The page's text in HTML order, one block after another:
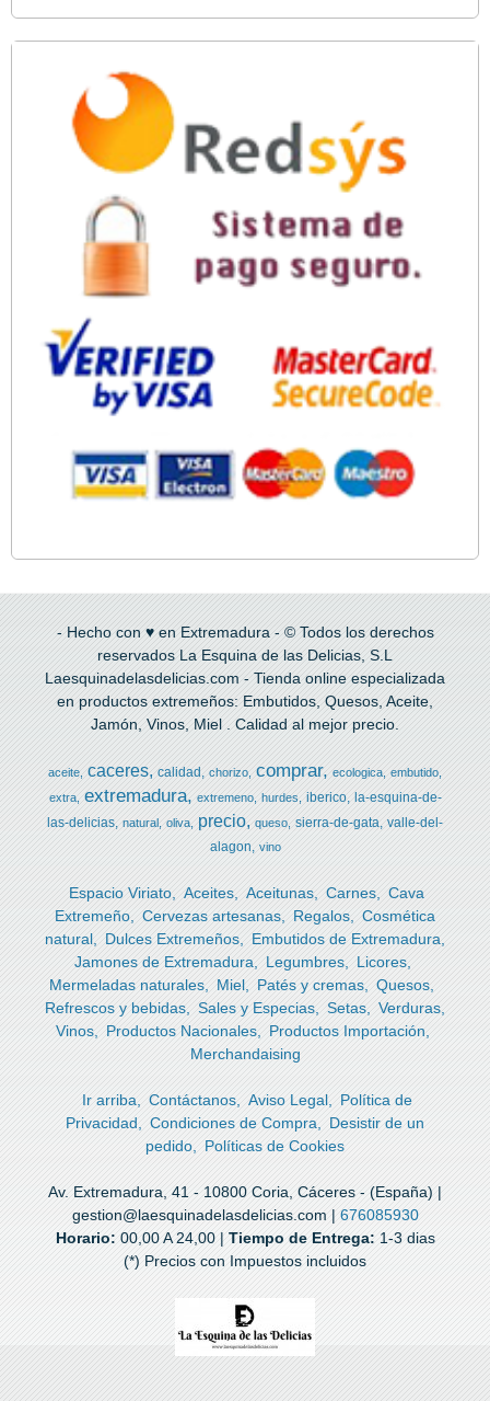
- Hecho con ♥ en Extremadura - © Todos los derechos
reservados La Esquina de las Delicias, S.L
Laesquinadelasdelicias.com - Tienda online especializada
en productos extremeños: Embutidos, Quesos, Aceite,
Jamón, Vinos, Miel . Calidad al mejor precio.
aceite caceres calidad chorizo comprar ecologica embutido
extra
extremadura extremeno hurdes iberico la-esquina-de-
las-delicias natural oliva precio queso sierra-de-gata valle-del-
alagon
vino
Espacio Viriato Aceites Aceitunas Carnes
Cava
Extremeño
Cervezas artesanas Regalos
Cosmética
natural
Dulces Extremeños
Embutidos de Extremadura
Jamones de Extremadura
Legumbres
Licores
Mermeladas naturales
Miel Patés y cremas
Quesos
Refrescos y bebidas
Sales y Especias Setas
Verduras
Vinos
Productos Nacionales
Productos Importación
Merchandaising
Ir arriba Contáctanos Aviso Legal
Política de
Privacidad
Condiciones de Compra
Desistir de un
pedido
Políticas de Cookies
Av. Extremadura, 41 - 10800 Coria, Cáceres - (España) |
gestion@laesquinadelasdelicias.com | 676085930
Horario: 00,00 A 24,00 | Tiempo de Entrega: 1-3 dias
(*) Precios con Impuestos incluidos